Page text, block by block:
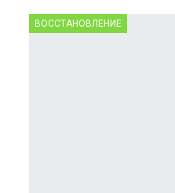
ВОССТАНОВЛЕНИЕ